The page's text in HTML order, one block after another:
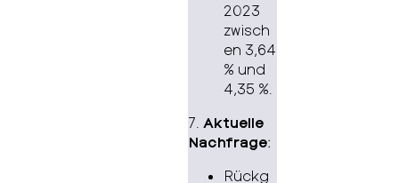
2023
zwisch
en 3,64
% und
4,35 %.
7. Aktuelle
Nachfrage:
Rückg